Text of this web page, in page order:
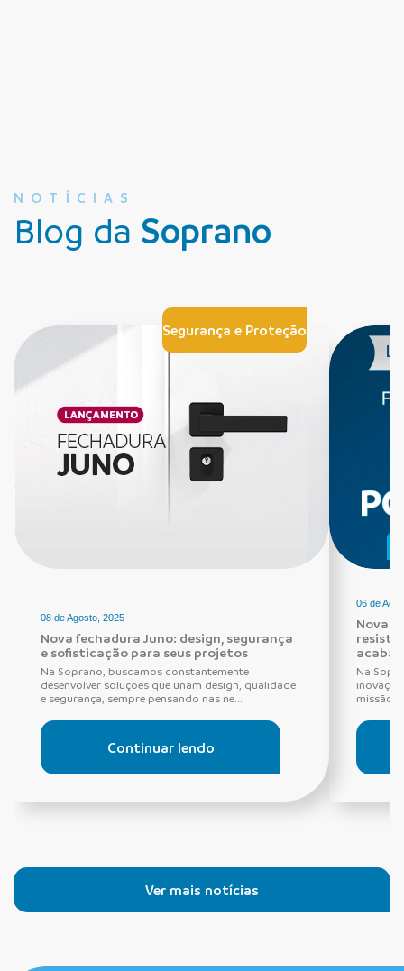
NOTÍCIAS
Blog da Soprano
Segurança e Proteção
08 de Agosto, 2025
Nova fechadura Juno: design, segurança
e sofisticação para seus projetos
Na Soprano, buscamos constantemente
desenvolver soluções que unam design, qualidade
e segurança, sempre pensando nas ne...
Continuar lendo
06 de
Nova
Na
missão
Ver mais notícias